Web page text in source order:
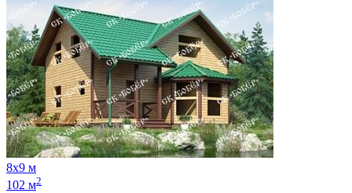
8х9 м
102 м2